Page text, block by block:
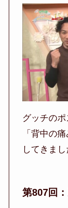
グッチのポ
「背中の
してきまし
第807回